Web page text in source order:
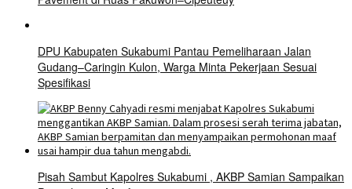
DPU Kabupaten Sukabumi Pantau Pemeliharaan Jalan
Gudang–Caringin Kulon, Warga Minta Pekerjaan Sesuai
Spesifikasi
Pisah Sambut Kapolres Sukabumi , AKBP Samian Sampaikan